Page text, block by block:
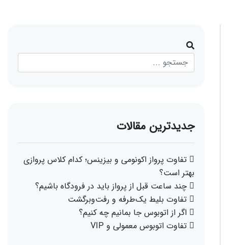
جدیدترین مقالات
تفاوت پرواز اکونومی و بیزینس؛ کدام کلاس پروازی
بهتر است؟
چند ساعت قبل از پرواز باید در فرودگاه باشیم؟
تفاوت بلیط یک‌طرفه و رفت‌وبرگشت
اگر از اتوبوس جا بمانیم چه کنیم؟
تفاوت اتوبوس معمولی و VIP